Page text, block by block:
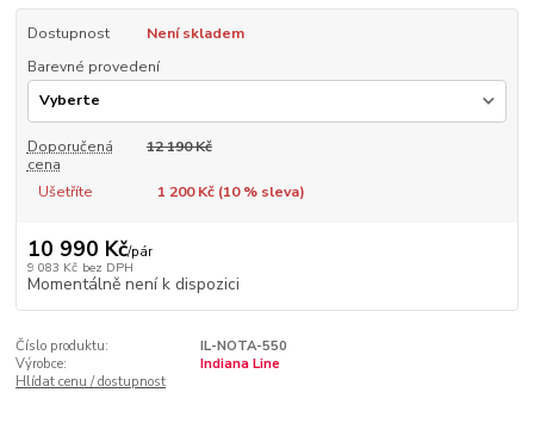
Dostupnost
Není skladem
Barevné provedení
Doporučená
cena
12 190 Kč
Ušetříte 1 200 Kč (10% sleva)
10 990 Kč/pár
9 083 Kč bez DPH
Momentálně není k dispozici
Číslo produktu:
IL-NOTA-550
Výrobce:
Indiana Line
Hlídat cenu / dostupnost